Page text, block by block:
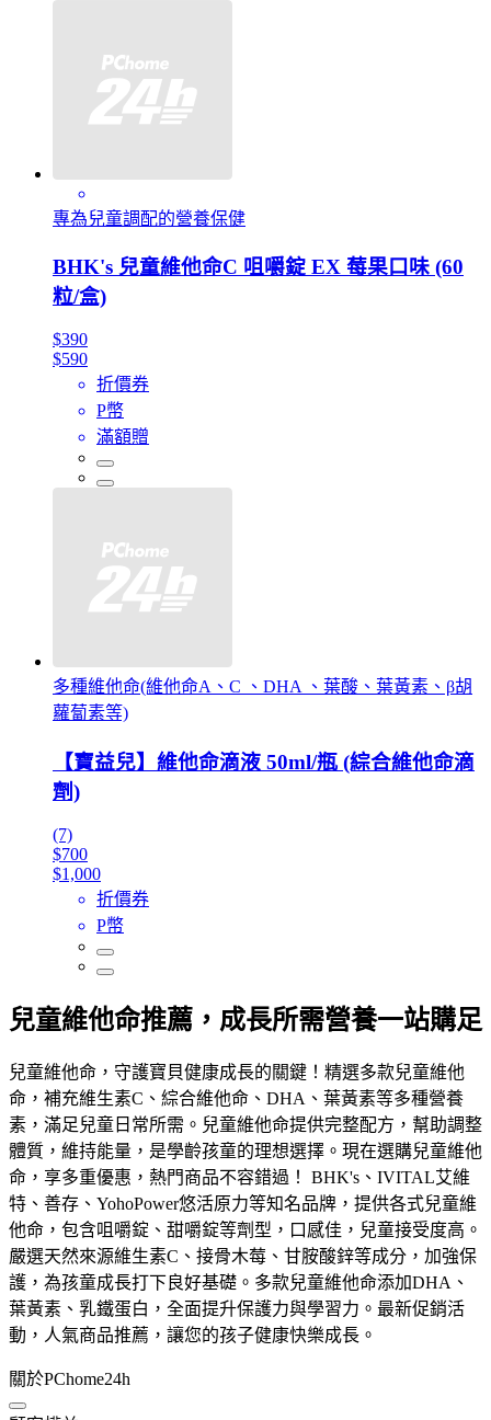
專為兒童調配的營養保健
BHK's 兒童維他命C 咀嚼錠 EX 莓果口味 (60
粒/盒)
$390
$590
折價券
P幣
滿額贈
多種維他命(維他命A、C 、DHA 、葉酸、葉黃素、β胡
蘿蔔素等)
【寶益兒】維他命滴液 50ml/瓶 (綜合維他命滴
劑)
(7)
$700
$1,000
折價券
P幣
兒童維他命推薦，成長所需營養一站購足
兒童維他命，守護寶貝健康成長的關鍵！精選多款兒童維他
命，補充維生素C、綜合維他命、DHA、葉黃素等多種營養
素，滿足兒童日常所需。兒童維他命提供完整配方，幫助調整
體質，維持能量，是學齡孩童的理想選擇。現在選購兒童維他
命，享多重優惠，熱門商品不容錯過！ BHK's、IVITAL艾維
特、善存、YohoPower悠活原力等知名品牌，提供各式兒童維
他命，包含咀嚼錠、甜嚼錠等劑型，口感佳，兒童接受度高。
嚴選天然來源維生素C、接骨木莓、甘胺酸鋅等成分，加強保
護，為孩童成長打下良好基礎。多款兒童維他命添加DHA、
葉黃素、乳鐵蛋白，全面提升保護力與學習力。最新促銷活
動，人氣商品推薦，讓您的孩子健康快樂成長。
關於PChome24h